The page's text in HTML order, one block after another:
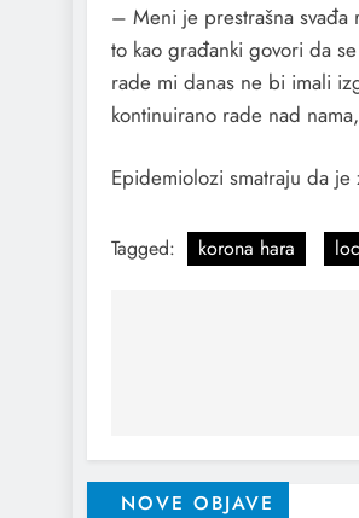
– Meni je prestrašna svađa
to kao građanki govori da
rade mi danas ne bi imali
kontinuirano rade nad
Epidemiolozi smatraju da
Tagged: korona hara
NOVE OBJAVE